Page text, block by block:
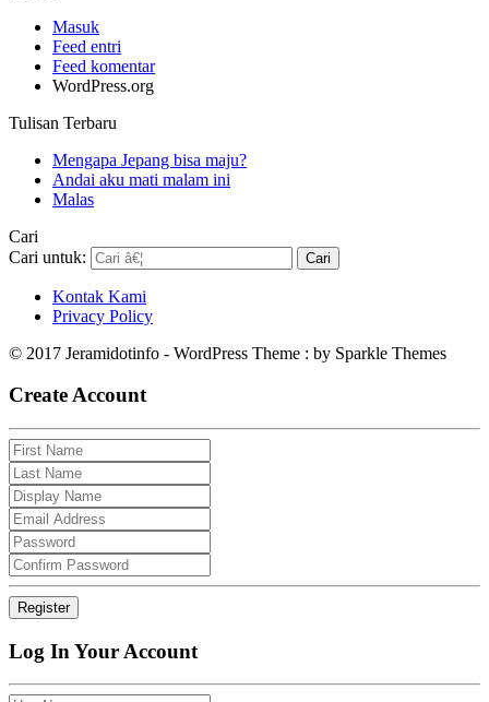
Masuk
Feed entri
Feed komentar
WordPress.org
Tulisan Terbaru
Mengapa Jepang bisa maju?
Andai aku mati malam ini
Malas
Cari
Cari untuk:
Kontak Kami
Privacy Policy
© 2017 Jeramidotinfo - WordPress Theme : by Sparkle Themes
Create Account
Log In Your Account